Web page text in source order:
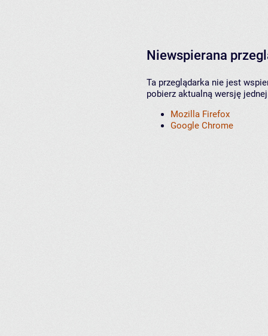
Niewspierana
Ta przeglądarka nie jest
pobierz aktualną wersję
Mozilla Firefox
Google Chrome